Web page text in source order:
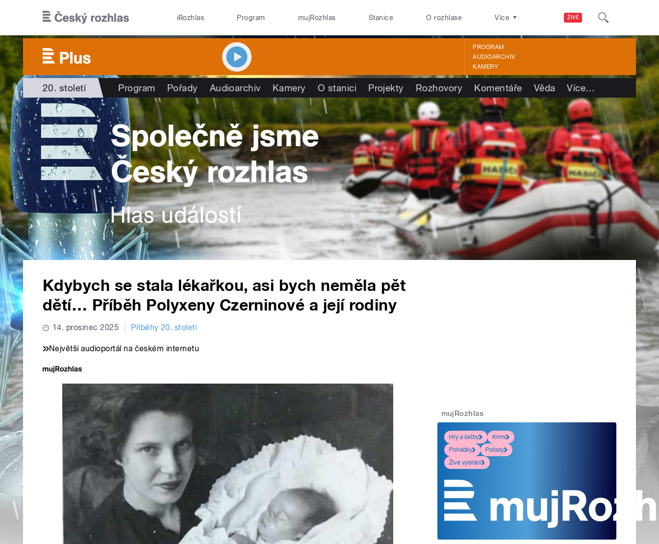
ŽIVĚ
iRozhlas Program mujRozhlas Stanice O rozhlase Více
PROGRAM
AUDIOARCHIV
KAMERY
20. století Program Pořady Audioarchiv Kamery O stanici Projekty Rozhovory Komentáře Věda Více…
Kdybych se stala lékařkou, asi bych neměla pět
dětí… Příběh Polyxeny Czerninové a její rodiny
14. prosinec 2025 Příběhy 20. století
Největší audioportál na českém internetu
mujRozhlas
Hry a četby
Krimi
Pohádky
Pořady
Živé vysílání